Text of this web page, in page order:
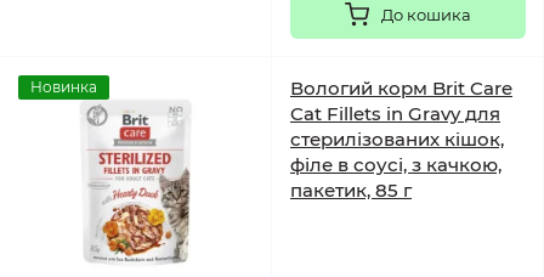
До кошика
Новинка
Вологий корм Brit Care
Cat Fillets in Gravy для
стерилізованих кішок,
філе в соусі, з качкою,
пакетик, 85 г